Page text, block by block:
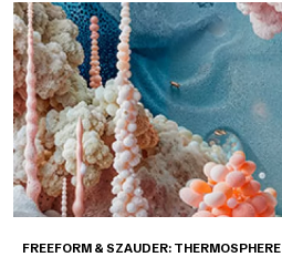
FREEFORM & SZAUDER: THERMOSPHERE